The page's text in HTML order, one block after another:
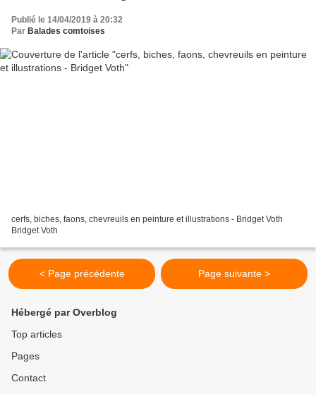
Publié le 14/04/2019 à 20:32
Par Balades comtoises
cerfs, biches, faons, chevreuils en peinture et illustrations - Bridget Voth
Bridget Voth
< Page précédente Page suivante >
Hébergé par Overblog
Top articles
Pages
Contact